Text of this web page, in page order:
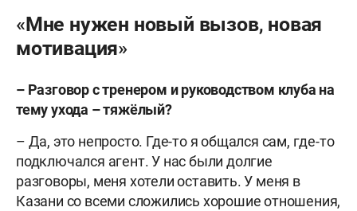
«Мне нужен новый вызов, новая
мотивация»
– Разговор с тренером и руководством клуба на
тему ухода – тяжёлый?
– Да, это непросто. Где-то я общался сам, где-то
подключался агент. У нас были долгие
разговоры, меня хотели оставить. У меня в
Казани со всеми сложились хорошие отношения,